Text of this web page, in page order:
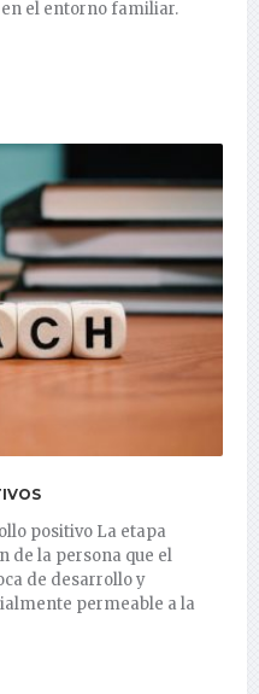
el entorno familiar.
positivo La etapa
de la persona que el
de desarrollo y
permeable a la